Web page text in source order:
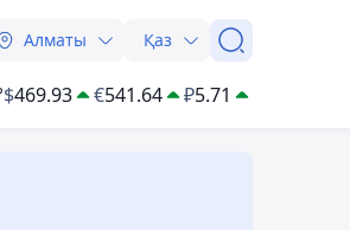
Алматы Қаз
$469.93 €541.64 ₽5.71